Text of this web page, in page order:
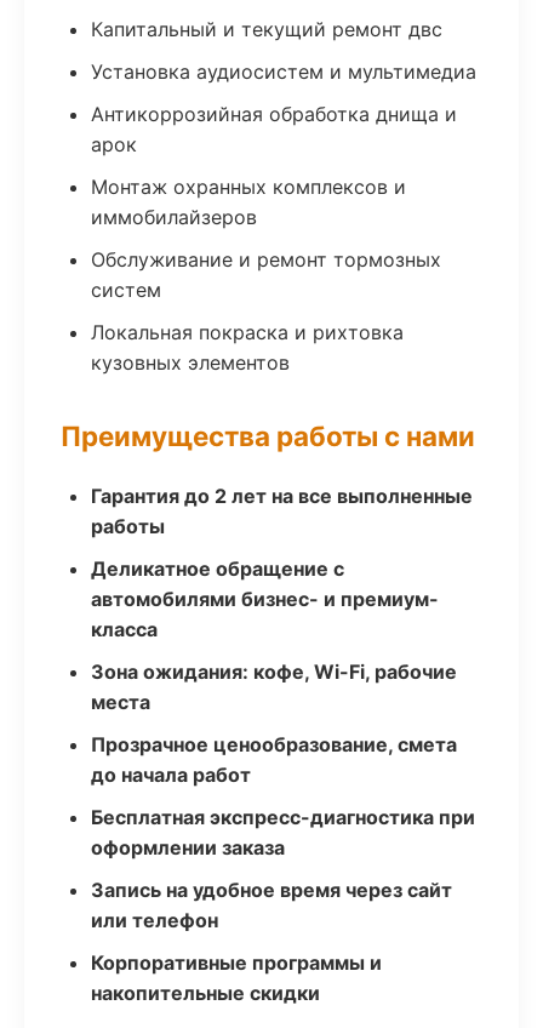
Капитальный и текущий ремонт двс
Установка аудиосистем и мультимедиа
Антикоррозийная обработка днища и
арок
Монтаж охранных комплексов и
иммобилайзеров
Обслуживание и ремонт тормозных
систем
Локальная покраска и рихтовка
кузовных элементов
Преимущества работы с нами
Гарантия до 2 лет на все выполненные
работы
Деликатное обращение с
автомобилями бизнес- и премиум-
класса
Зона ожидания: кофе, Wi-Fi, рабочие
места
Прозрачное ценообразование, смета
до начала работ
Бесплатная экспресс-диагностика при
оформлении заказа
Запись на удобное время через сайт
или телефон
Корпоративные программы и
накопительные скидки